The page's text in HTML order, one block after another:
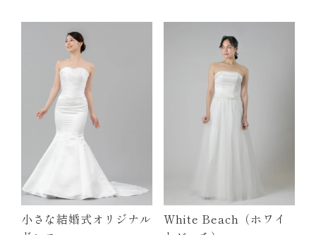
小さな結婚式オリジナル
White Beach（ホワイ